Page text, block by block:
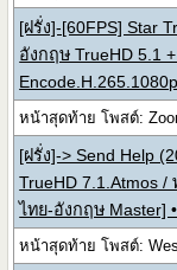
[ฝรั่ง]-[60FPS] Star
อังกฤษ TrueHD 5.1
หน้าสุดท้าย โพสต์:
[ฝรั่ง]-> Send Help
TrueHD 7.1.Atmos /
ไทย-อังกฤษ Master]
หน้าสุดท้าย โพสต์: